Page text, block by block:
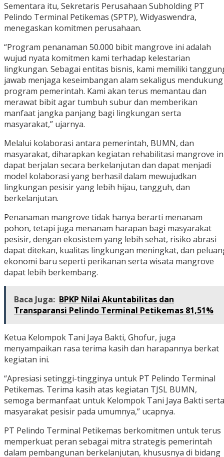
Sementara itu, Sekretaris Perusahaan Subholding PT
Pelindo Terminal Petikemas (SPTP), Widyaswendra,
menegaskan komitmen perusahaan.
“Program penanaman 50.000 bibit mangrove ini adalah
wujud nyata komitmen kami terhadap kelestarian
lingkungan. Sebagai entitas bisnis, kami memiliki
jawab menjaga keseimbangan alam sekaligus mendukung
program pemerintah. Kami akan terus memantau dan
merawat bibit agar tumbuh subur dan memberikan
manfaat jangka panjang bagi lingkungan serta
masyarakat,” ujarnya.
Melalui kolaborasi antara pemerintah, BUMN, dan
masyarakat, diharapkan kegiatan rehabilitasi mangrove
dapat berjalan secara berkelanjutan dan dapat menjadi
model kolaborasi yang berhasil dalam mewujudkan
lingkungan pesisir yang lebih hijau, tangguh, dan
berkelanjutan.
Penanaman mangrove tidak hanya berarti menanam
pohon, tetapi juga menanam harapan bagi masyarakat
pesisir, dengan ekosistem yang lebih sehat, risiko abrasi
dapat ditekan, kualitas lingkungan meningkat, dan
ekonomi baru seperti perikanan serta wisata mangrove
dapat lebih berkembang.
Baca Juga: BPKP Nilai Akuntabilitas dan
Transparansi Pelindo Terminal Petikemas 81,51%
Ketua Kelompok Tani Jaya Bakti, Ghofur, juga
menyampaikan rasa terima kasih dan harapannya berkat
kegiatan ini.
“Apresiasi setinggi-tingginya untuk PT Pelindo Terminal
Petikemas. Terima kasih atas kegiatan TJSL BUMN,
semoga bermanfaat untuk Kelompok Tani Jaya Bakti serta
masyarakat pesisir pada umumnya,” ucapnya.
PT Pelindo Terminal Petikemas berkomitmen untuk terus
memperkuat peran sebagai mitra strategis pemerintah
dalam pembangunan berkelanjutan, khususnya di bidang